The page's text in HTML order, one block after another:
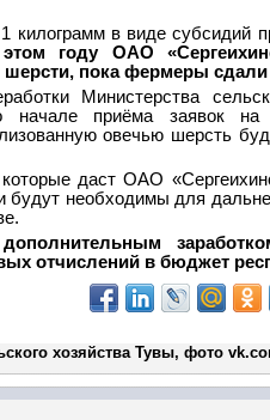
килограмм в виде субсидий
году ОАО
шерсти, пока фермеры сдали
Министерства
начале приёма заявок на
овечью шерсть
даст ОАО
будут необходимы для
отчислений в бюджет
хозяйства Тувы, фото